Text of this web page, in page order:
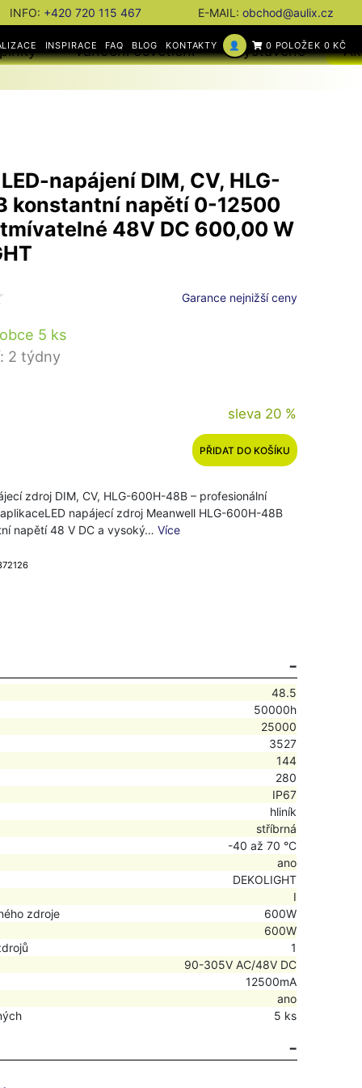
INFO: +420 720 115 467 E-MAIL: obchod@aulix.cz
INSPIRACE FAQ BLOG KONTAKTY 👤 0 POLOŽEK 0 KČ
Vánoční osvětlení Vystaveno
napájení DIM, CV, HLG-
konstantní napětí 0-12500
48V DC 600,00 W
Garance nejnižší ceny
5 ks
2 týdny
sleva 20 %
PŘIDAT DO KOŠÍKU
zdroj DIM, CV, HLG-600H-48B – profesionální
napájecí zdroj Meanwell HLG-600H-48B
napětí 48 V DC a vysoký…Více
48.5
50000h
25000
3527
144
280
IP67
hliník
stříbrná
-40 až 70 °C
ano
DEKOLIGHT
I
zdroje
600W
600W
1
90-305V AC/48V DC
12500mA
ano
5 ks